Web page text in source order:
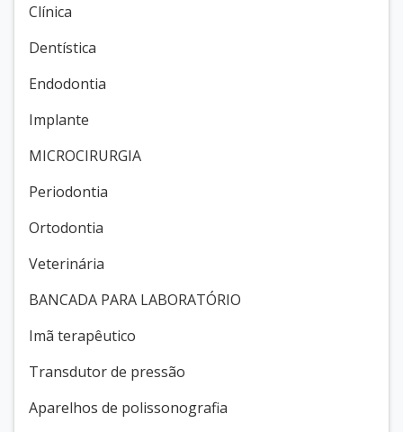
Clínica
Dentística
Endodontia
Implante
MICROCIRURGIA
Periodontia
Ortodontia
Veterinária
BANCADA PARA LABORATÓRIO
Imã terapêutico
Transdutor de pressão
Aparelhos de polissonografia